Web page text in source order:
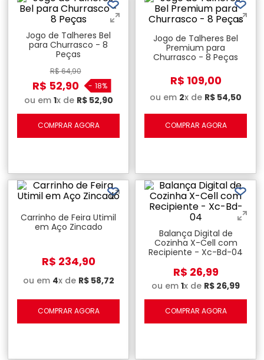
Jogo de Talheres Bel
para Churrasco - 8
Peças
R$64,90
R$ 52,90 - 18%
ou em 1x de R$ 52,90
COMPRAR AGORA
Jogo de Talheres Bel
Premium para
Churrasco - 8 Peças
R$ 109,00
ou em 2x de R$ 54,50
COMPRAR AGORA
Carrinho de Feira Utimil
em Aço Zincado
R$ 234,90
ou em 4x de R$ 58,72
COMPRAR AGORA
Balança Digital de
Cozinha X-Cell com
Recipiente - Xc-Bd-04
R$ 26,99
ou em 1x de R$ 26,99
COMPRAR AGORA